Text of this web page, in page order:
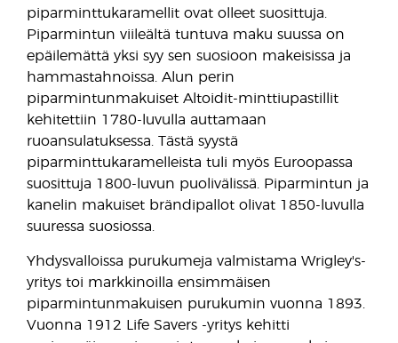
piparminttukaramellit ovat olleet suosittuja.
Piparmintun viileältä tuntuva maku suussa on
epäilemättä yksi syy sen suosioon makeisissa ja
hammastahnoissa. Alun perin
piparmintunmakuiset Altoidit-minttiupastillit
kehitettiin 1780-luvulla auttamaan
ruoansulatuksessa. Tästä syystä
piparminttukaramelleista tuli myös Euroopassa
suosittuja 1800-luvun puolivälissä. Piparmintun ja
kanelin makuiset brändipallot olivat 1850-luvulla
suuressa suosiossa.
Yhdysvalloissa purukumeja valmistama Wrigley's-
yritys toi markkinoilla ensimmäisen
piparmintunmakuisen purukumin vuonna 1893.
Vuonna 1912 Life Savers -yritys kehitti